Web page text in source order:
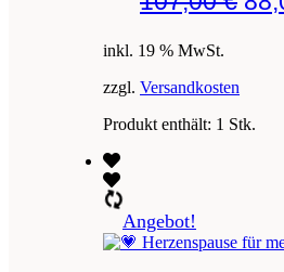
inkl. 19 % MwSt.
zzgl. Versandkosten
Produkt enthält: 1 Stk.
Angebot!